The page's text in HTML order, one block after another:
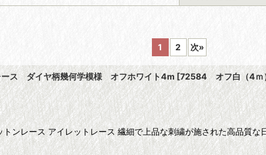
絞り込む
1 2 次»
ース ダイヤ柄幾何学模様 オフホワイト4m [72584 オフ白（4ｍ
ンレース アイレットレース 繊細で上品な刺繍が施された高品質